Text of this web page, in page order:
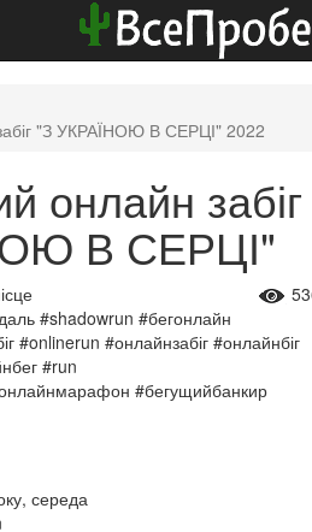
"З УКРАЇНОЮ В СЕРЦІ" 2022
онлайн забіг
В СЕРЦІ"
#shadowrun #бегонлайн
#onlinerun #онлайнзабіг #онлайнбіг
#run
#бегущийбанкир
середа